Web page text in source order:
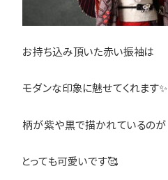
お持ち込み頂いた赤い振袖は
モダンな印象に魅せてくれます✨
柄が紫や黒で描かれているのが
とっても可愛いです🥰